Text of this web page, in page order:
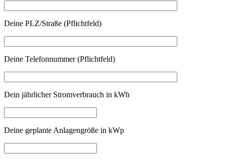
Deine PLZ/Straße (Pflichtfeld)
Deine Telefonnummer (Pflichtfeld)
Dein jährlicher Stromverbrauch in kWh
Deine geplante Anlagengröße in kWp